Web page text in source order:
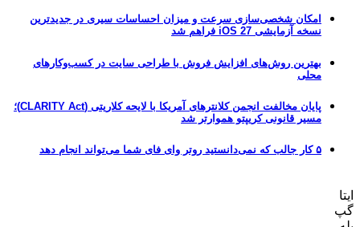
امکان شخصی‌سازی سرعت و میزان احساسات سیری در جدیدترین
نسخه آزمایشی iOS 27 فراهم شد
بهترین روش‌های افزایش فروش با طراحی سایت در کسب‌وکارهای
محلی
پایان مخالفت انجمن کلانترهای آمریکا با لایحه کلاریتی (CLARITY Act)؛
مسیر قانونی کریپتو هموارتر شد
۵ کار جالب که نمی‌دانستید روتر وای فای شما می‌تواند انجام دهد
ایتا
گپ